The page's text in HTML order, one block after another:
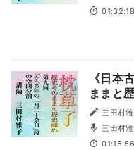
01:32:18
《日本
ままと
二月二
三田村
三田村
01:15:56